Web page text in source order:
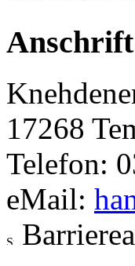
17268
Telefon:
eMail: